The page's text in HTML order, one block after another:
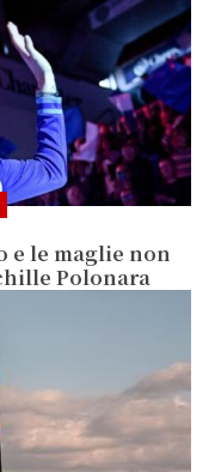
e le maglie non
Polonara